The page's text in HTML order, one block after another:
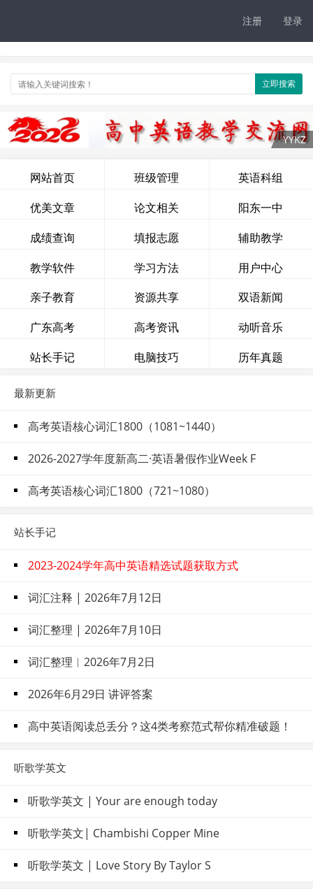
注册 登录
立即搜索
网站首页 班级管理
英语科组
优美文章
论文相关
阳东一中
成绩查询
填报志愿
辅助教学
教学软件
学习方法
用户中心
亲子教育
资源共享
双语新闻
广东高考
高考资讯
动听音乐
站长手记
电脑技巧 历年真题
最新更新
高考英语核心词汇1800（1081~1440）
2026-2027学年度新高二·英语暑假作业Week F
高考英语核心词汇1800（721~1080）
站长手记
2023-2024学年高中英语精选试题获取方式
词汇注释 | 2026年7月12日
词汇整理 | 2026年7月10日
词汇整理︱2026年7月2日
2026年6月29日 讲评答案
高中英语阅读总丢分？这4类考察范式帮你精准破题！
听歌学英文
听歌学英文 | Your are enough today
听歌学英文| Chambishi Copper Mine
听歌学英文 | Love Story By Taylor S